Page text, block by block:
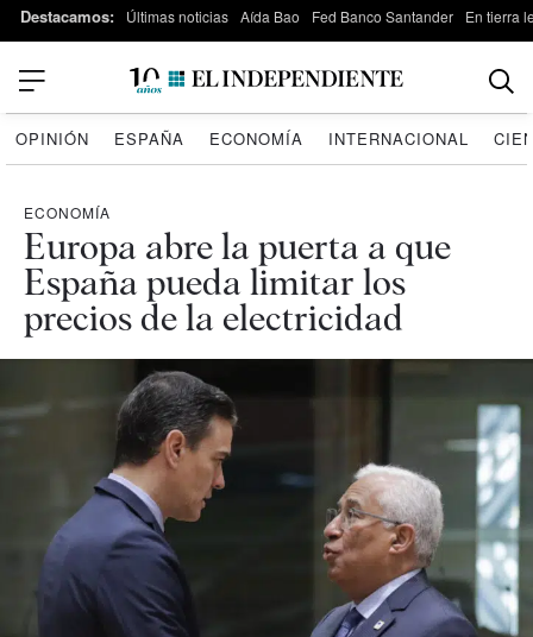
Destacamos: Últimas noticias Aída Bao Fed Banco Santander En tierra
OPINIÓN ESPAÑA ECONOMÍA INTERNACIONAL
ECONOMÍA
Europa abre la puerta a que
España pueda limitar los
precios de la electricidad